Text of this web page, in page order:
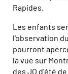
Rapides.
Les enfants
l'observation
pourront
la vue sur
des JO d'été